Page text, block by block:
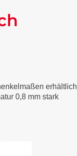
erhältlich
0,8 mm stark